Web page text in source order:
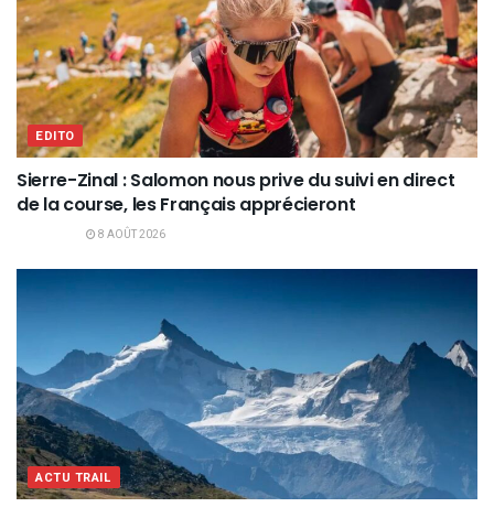
EDITO
Sierre-Zinal : Salomon nous prive du suivi en direct
de la course, les Français apprécieront
8 AOÛT 2026
ACTU TRAIL